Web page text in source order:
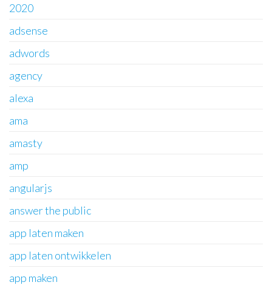
2020
adsense
adwords
agency
alexa
ama
amasty
amp
angularjs
answer the public
app laten maken
app laten ontwikkelen
app maken